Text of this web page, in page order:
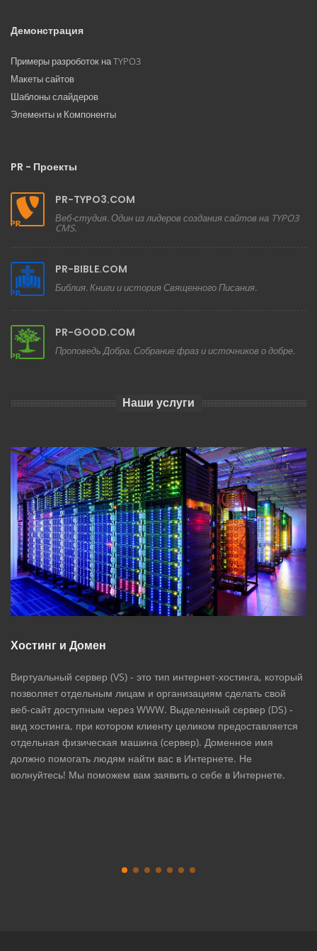
Демонстрация
Примеры разроботок на TYPO3
Макеты сайтов
Шаблоны слайдеров
Элементы и Компоненты
PR - Проекты
PR-TYPO3.COM
Веб-студия. Один из лидеров создания сайтов на TYPO3
CMS.
PR-BIBLE.COM
Библия. Книги и история Священного Писания.
PR-GOOD.COM
Проповедь Добра. Собрание фраз и источников о добре.
Наши услуги
Хостинг и Домен
Виртуальный сервер (VS) - это тип интернет-хостинга, который
позволяет отдельным лицам и организациям сделать свой
веб-сайт доступным через WWW. Выделенный сервер (DS) -
вид хостинга, при котором клиенту целиком предоставляется
отдельная физическая машина (сервер). Доменное имя
должно помогать людям найти вас в Интернете. Не
волнуйтесь! Мы поможем вам заявить о себе в Интернете.